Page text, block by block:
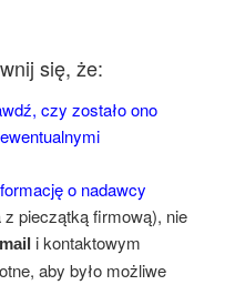
się, że:
czy zostało ono
o nadawcy
pieczątką firmową), nie
i kontaktowym
aby było możliwe